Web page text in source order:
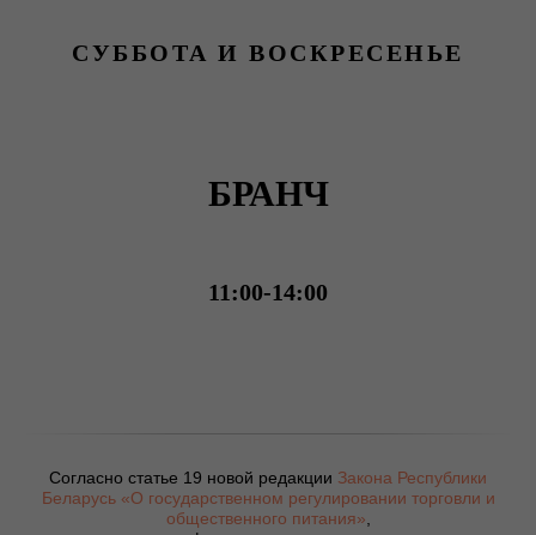
СУББОТА И ВОСКРЕСЕНЬЕ
БРАНЧ
11:00-14:00
Согласно статье 19 новой редакции Закона Республики
Беларусь «О государственном регулировании торговли и
общественного питания»